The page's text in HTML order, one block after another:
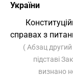
України
справах з
( Абзац
підставі
визнано